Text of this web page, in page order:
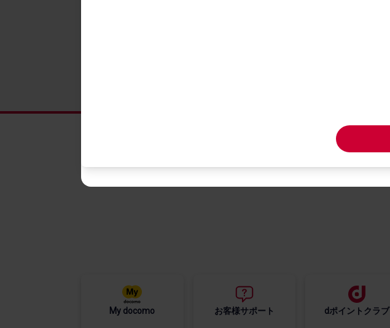
キャンペーン・​特典
My docomo お客様サポート dポイントクラブ